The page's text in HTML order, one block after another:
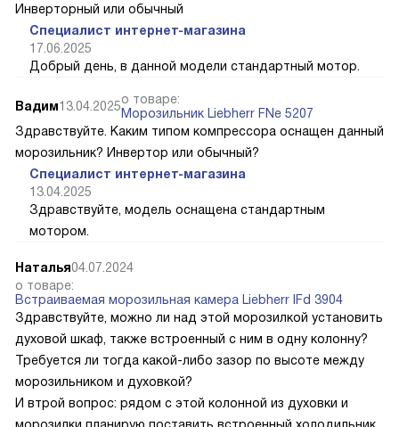
Инверторный или обычный
Специалист интернет-магазина
17.06.2025
Добрый день, в данной модели стандартный мотор.
Вадим13.04.2025о товаре:
Морозильник Liebherr FNe 5207
Здравствуйте. Каким типом компрессора оснащен данный
морозильник? Инвертор или обычный?
Специалист интернет-магазина
13.04.2025
Здравствуйте, модель оснащена стандартным
мотором.
Наталья04.07.2024
о товаре:
Встраиваемая морозильная камера Liebherr IFd 3904
Здравствуйте, можно ли над этой морозилкой установить
духовой шкаф, также встроенный с ним в одну колонну?
Требуется ли тогда какой-либо зазор по высоте между
морозильником и духовкой?
И втрой вопрос: рядом с этой колонной из духовки и
морозилки планирую поставить встроенный холодильник.